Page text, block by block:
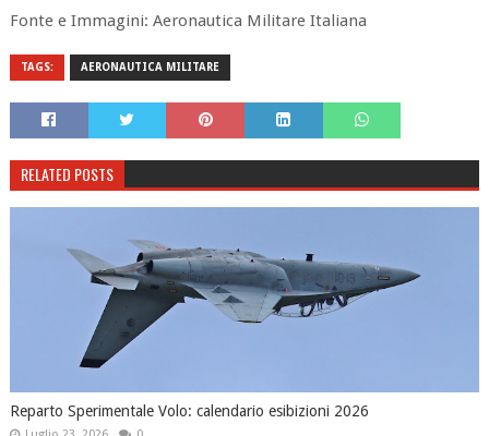
Fonte e Immagini: Aeronautica Militare Italiana
TAGS: AERONAUTICA MILITARE
RELATED POSTS
Reparto Sperimentale Volo: calendario esibizioni 2026